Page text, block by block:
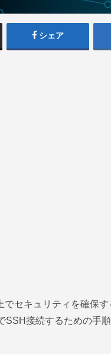
シェア
でセキュリティを確保
SSH接続するための手